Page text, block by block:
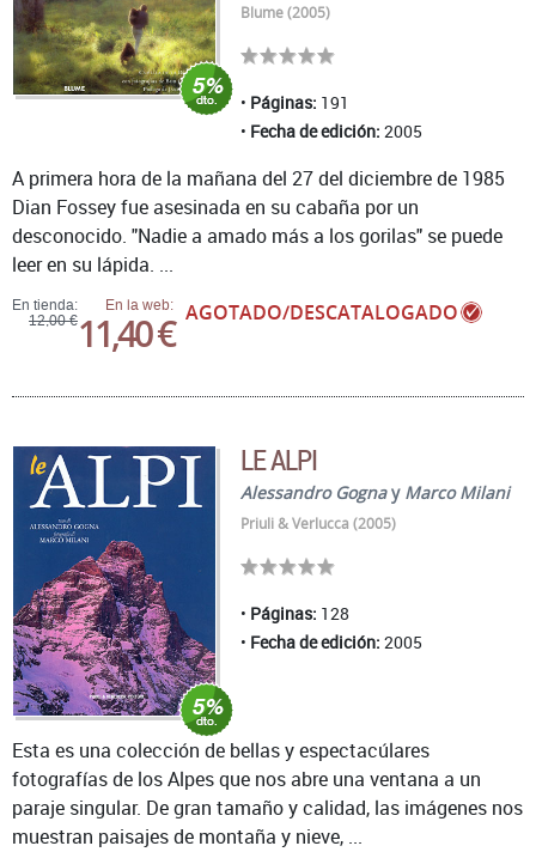
Blume (2005)
Páginas: 191
Fecha de edición: 2005
En tienda:
12,00 €
En la web:
11,40 € AGOTADO/DESCATALOGADO
A primera hora de la mañana del 27 del diciembre de 1985
Dian Fossey fue asesinada en su cabaña por un
desconocido. "Nadie a amado más a los gorilas" se puede
leer en su lápida. ...
LE ALPI
Alessandro Gognay Marco Milani
Priuli & Verlucca (2005)
Páginas: 128
Fecha de edición: 2005
Esta es una colección de bellas y espectacúlares
fotografías de los Alpes que nos abre una ventana a un
paraje singular. De gran tamaño y calidad, las imágenes nos
muestran paisajes de montaña y nieve, ...